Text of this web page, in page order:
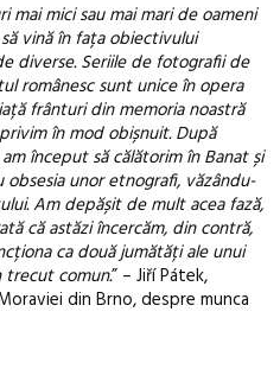
mai mici sau mai mari de oameni
vină în fața obiectivului
diverse. Seriile de fotografii de
românesc sunt unice în opera
frânturi din memoria noastră
în mod obișnuit. După
început să călătorim în Banat și
unor etnografi, văzându-
Am depășit de mult acea fază,
că astăzi încercăm, din contră,
ca două jumătăți ale unui
comun.” – Jiří Pátek,
din Brno, despre munca